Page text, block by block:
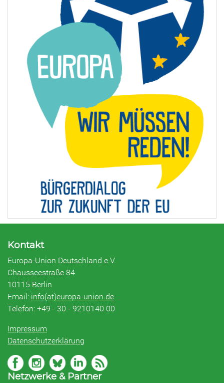
Kontakt
Europa-Union Deutschland e.V.
Chausseestraße 84
10115 Berlin
Email: info(at)europa-union.de
Telefon: +49 - 30 - 9210140 00
Impressum
Datenschutzerklärung
Netzwerke & Partner